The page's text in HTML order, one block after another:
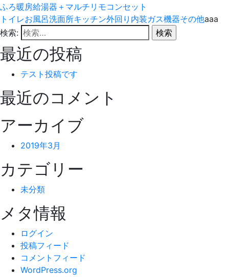
ふろ暖房給湯器＋マルチリモコンセット
トイレお風呂洗面所キッチン外回り 内装ガス機器その他aaa
検索:
最近の投稿
テスト投稿です
最近のコメント
アーカイブ
2019年3月
カテゴリー
未分類
メタ情報
ログイン
投稿フィード
コメントフィード
WordPress.org